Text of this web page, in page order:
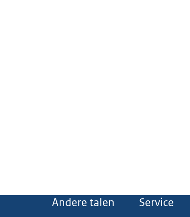
Andere talen Service